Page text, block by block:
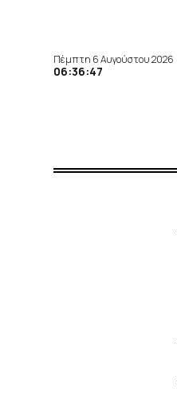
Πέμπτη 6 Αυγούστου 2026
06:36:49